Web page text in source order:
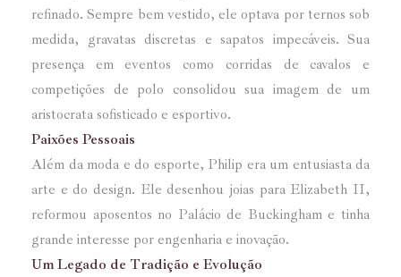
refinado. Sempre bem vestido, ele optava por ternos sob
medida, gravatas discretas e sapatos impecáveis. Sua
presença em eventos como corridas de cavalos e
competições de polo consolidou sua imagem de um
aristocrata sofisticado e esportivo.
Paixões Pessoais
Além da moda e do esporte, Philip era um entusiasta da
arte e do design. Ele desenhou joias para Elizabeth II,
reformou aposentos no Palácio de Buckingham e tinha
grande interesse por engenharia e inovação.
Um Legado de Tradição e Evolução